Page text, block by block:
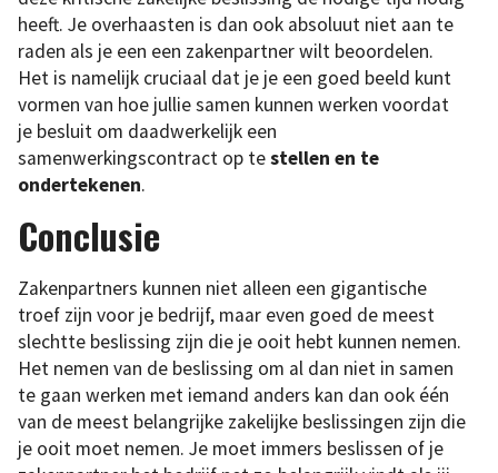
heeft. Je overhaasten is dan ook absoluut niet aan te
raden als je een ​​een zakenpartner wilt beoordelen.
Het is namelijk cruciaal dat je je een goed beeld kunt
vormen van hoe jullie samen kunnen werken voordat
je besluit om daadwerkelijk een
samenwerkingscontract op testellen en te
ondertekenen.
Conclusie
Zakenpartners kunnen niet alleen een gigantische
troef zijn voor je bedrijf, maar even goed de meest
slechtte beslissing zijn die je ooit hebt kunnen nemen.
Het nemen van de beslissing om al dan niet in samen
te gaan werken met iemand anders kan dan ook één
van de meest belangrijke zakelijke beslissingen zijn die
je ooit moet nemen. Je moet immers beslissen of je